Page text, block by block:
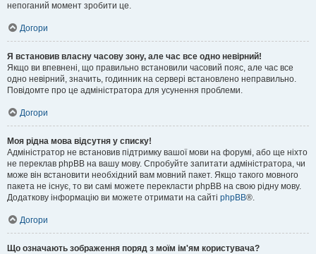
непоганий момент зробити це.
Догори
Я встановив власну часову зону, але час все одно невірний!
Якщо ви впевнені, що правильно встановили часовий пояс, але час все
одно невірний, значить, годинник на сервері встановлено неправильно.
Повідомте про це адміністратора для усунення проблеми.
Догори
Моя рідна мова відсутня у списку!
Адміністратор не встановив підтримку вашої мови на форумі, або ще ніхто
не переклав phpBB на вашу мову. Спробуйте запитати адміністратора, чи
може він встановити необхідний вам мовний пакет. Якщо такого мовного
пакета не існує, то ви самі можете перекласти phpBB на свою рідну мову.
Додаткову інформацію ви можете отримати на сайті phpBB®.
Догори
Що означають зображення поряд з моїм ім'ям користувача?